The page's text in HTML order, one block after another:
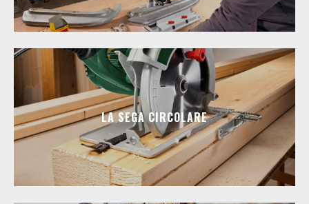
LA SEGA CIRCOLARE